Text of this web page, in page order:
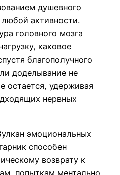
душевного
активности.
головного мозга
каковое
благополучного
доделывание не
остается, удерживая
нервных
эмоциональных
способен
возврату к
попыткам ментально